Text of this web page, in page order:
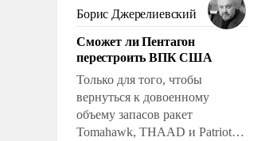
и ее реализация радикально
поднимет наши боевые
возможности.
Борис Джерелиевский
Сможет ли Пентагон
перестроить ВПК США
Только для того, чтобы
вернуться к довоенному
объему запасов ракет
Tomahawk, THAAD и Patriot